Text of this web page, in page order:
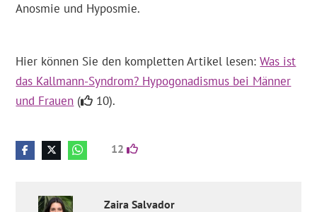
Anosmie und Hyposmie.
Hier können Sie den kompletten Artikel lesen:Was ist
das Kallmann-Syndrom? Hypogonadismus bei Männer
und Frauen ( 10).
12
Zaira Salvador